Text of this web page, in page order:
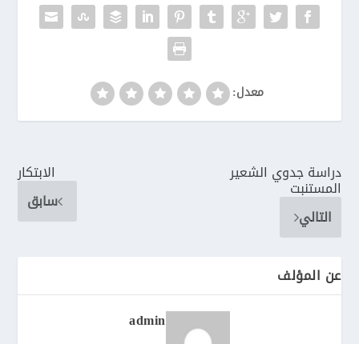
معدل:
الابتكار
سابق
دراسة جدوي الشعير
المستنبت
التالي
عن المؤلف
admin